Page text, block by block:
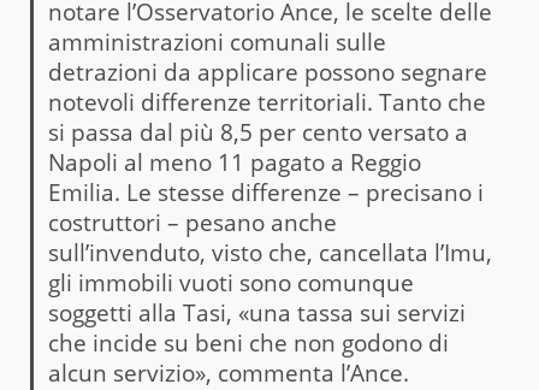
notare l’Osservatorio Ance, le scelte delle
amministrazioni comunali sulle
detrazioni da applicare possono segnare
notevoli differenze territoriali. Tanto che
si passa dal più 8,5 per cento versato a
Napoli al meno 11 pagato a Reggio
Emilia. Le stesse differenze – precisano i
costruttori – pesano anche
sull’invenduto, visto che, cancellata l’Imu,
gli immobili vuoti sono comunque
soggetti alla Tasi, «una tassa sui servizi
che incide su beni che non godono di
alcun servizio», commenta l’Ance.